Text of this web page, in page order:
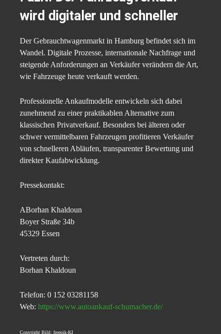
wird digitaler und schneller
Der Gebrauchtwagenmarkt in Hamburg befindet sich im
Wandel. Digitale Prozesse, internationale Nachfrage und
steigende Anforderungen an Verkäufer verändern die Art,
wie Fahrzeuge heute verkauft werden.
Professionelle Ankaufmodelle entwickeln sich dabei
zunehmend zu einer praktikablen Alternative zum
klassischen Privatverkauf. Besonders bei älteren oder
schwer vermittelbaren Fahrzeugen profitieren Verkäufer
von schnelleren Abläufen, transparenter Bewertung und
direkter Kaufabwicklung.
Pressekontakt:
ABorhan Khaldoun
Boyer Straße 34b
45329 Essen
Vertreten durch:
Borhan Khaldoun
Telefon: 0 152 03281158
Web: https://www.autoankauf-schumacher.de/
Copyright Bild: freepik-KI